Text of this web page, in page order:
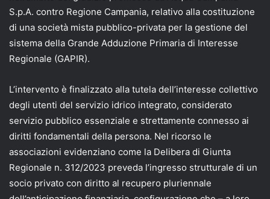
S.p.A. contro Regione Campania, relativo alla costituzione
di una società mista pubblico-privata per la gestione del
sistema della Grande Adduzione Primaria di Interesse
Regionale (GAPIR).
L’intervento è finalizzato alla tutela dell’interesse collettivo
degli utenti del servizio idrico integrato, considerato
servizio pubblico essenziale e strettamente connesso ai
diritti fondamentali della persona. Nel ricorso le
associazioni evidenziano come la Delibera di Giunta
Regionale n. 312/2023 preveda l’ingresso strutturale di un
socio privato con diritto al recupero pluriennale